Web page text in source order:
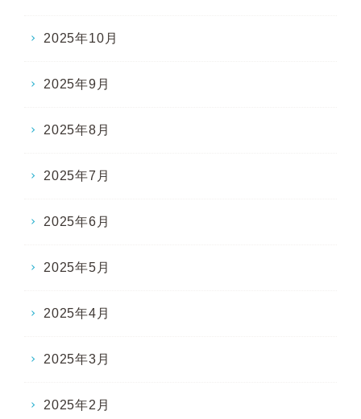
2025年10月
2025年9月
2025年8月
2025年7月
2025年6月
2025年5月
2025年4月
2025年3月
2025年2月